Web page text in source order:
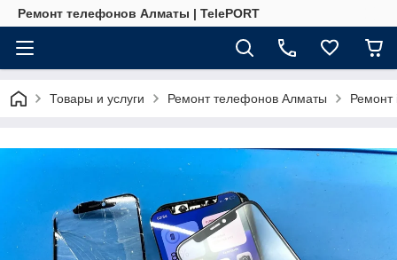
Ремонт телефонов Алматы | TelePORT
Товары и услуги Ремонт телефонов Алматы Ремонт